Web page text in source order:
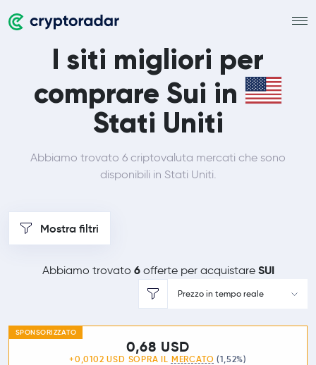
I siti migliori per
comprare Sui in
Stati Uniti
Abbiamo trovato 6 criptovaluta mercati che sono
disponibili in Stati Uniti.
Mostra filtri
Abbiamo trovato 6offerte per acquistare SUI
Prezzo in tempo reale
SPONSORIZZATO
0,68 USD
+0,0102 USD SOPRA IL MERCATO (1,52%)